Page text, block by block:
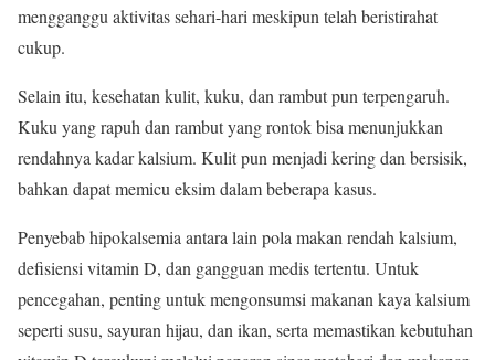
mengganggu aktivitas sehari-hari meskipun telah beristirahat
cukup.
Selain itu, kesehatan kulit, kuku, dan rambut pun terpengaruh.
Kuku yang rapuh dan rambut yang rontok bisa menunjukkan
rendahnya kadar kalsium. Kulit pun menjadi kering dan bersisik,
bahkan dapat memicu eksim dalam beberapa kasus.
Penyebab hipokalsemia antara lain pola makan rendah kalsium,
defisiensi vitamin D, dan gangguan medis tertentu. Untuk
pencegahan, penting untuk mengonsumsi makanan kaya kalsium
seperti susu, sayuran hijau, dan ikan, serta memastikan kebutuhan